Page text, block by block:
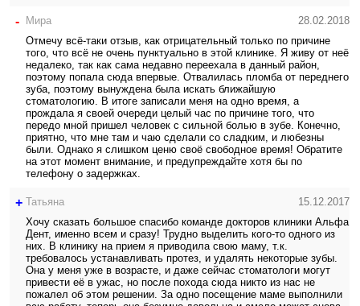
- Мира
28.02.2018
Отмечу всё-таки отзыв, как отрицательный только по причине
того, что всё не очень пунктуально в этой клинике. Я живу от неё
недалеко, так как сама недавно переехала в данный район,
поэтому попала сюда впервые. Отвалилась пломба от переднего
зуба, поэтому вынуждена была искать ближайшую
стоматологию. В итоге записали меня на одно время, а
прождала я своей очереди целый час по причине того, что
передо мной пришел человек с сильной болью в зубе. Конечно,
приятно, что мне там и чаю сделали со сладким, и любезны
были. Однако я слишком ценю своё свободное время! Обратите
на этот момент внимание, и предупреждайте хотя бы по
телефону о задержках.
+ Татьяна
15.12.2017
Хочу сказать большое спасибо команде докторов клиники Альфа
Дент, именно всем и сразу! Трудно выделить кого-то одного из
них. В клинику на прием я приводила свою маму, т.к.
требовалось устанавливать протез, и удалять некоторые зубы.
Она у меня уже в возрасте, и даже сейчас стоматологи могут
привести её в ужас, но после похода сюда никто из нас не
пожалел об этом решении. За одно посещение маме выполнили